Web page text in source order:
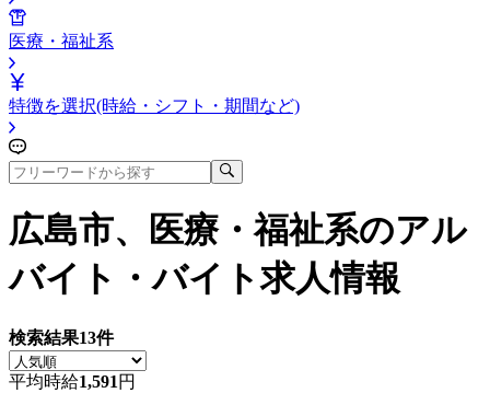
医療・福祉系
特徴を選択(時給・シフト・期間など)
広島市、医療・福祉系のアル
バイト・バイト求人情報
検索結果13件
平均時給1,591 円